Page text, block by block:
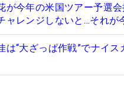
が今年の米国ツアー予選
ャレンジしないと…それが
は“大ざっぱ作戦”でナイ